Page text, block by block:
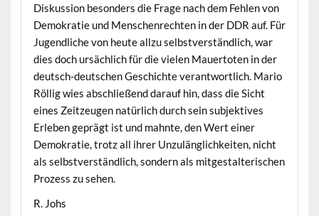
Diskussion besonders die Frage nach dem Fehlen von
Demokratie und Menschenrechten in der DDR auf. Für
Jugendliche von heute allzu selbstverständlich, war
dies doch ursächlich für die vielen Mauertoten in der
deutsch-deutschen Geschichte verantwortlich. Mario
Röllig wies abschließend darauf hin, dass die Sicht
eines Zeitzeugen natürlich durch sein subjektives
Erleben geprägt ist und mahnte, den Wert einer
Demokratie, trotz all ihrer Unzulänglichkeiten, nicht
als selbstverständlich, sondern als mitgestalterischen
Prozess zu sehen.
R. Johs